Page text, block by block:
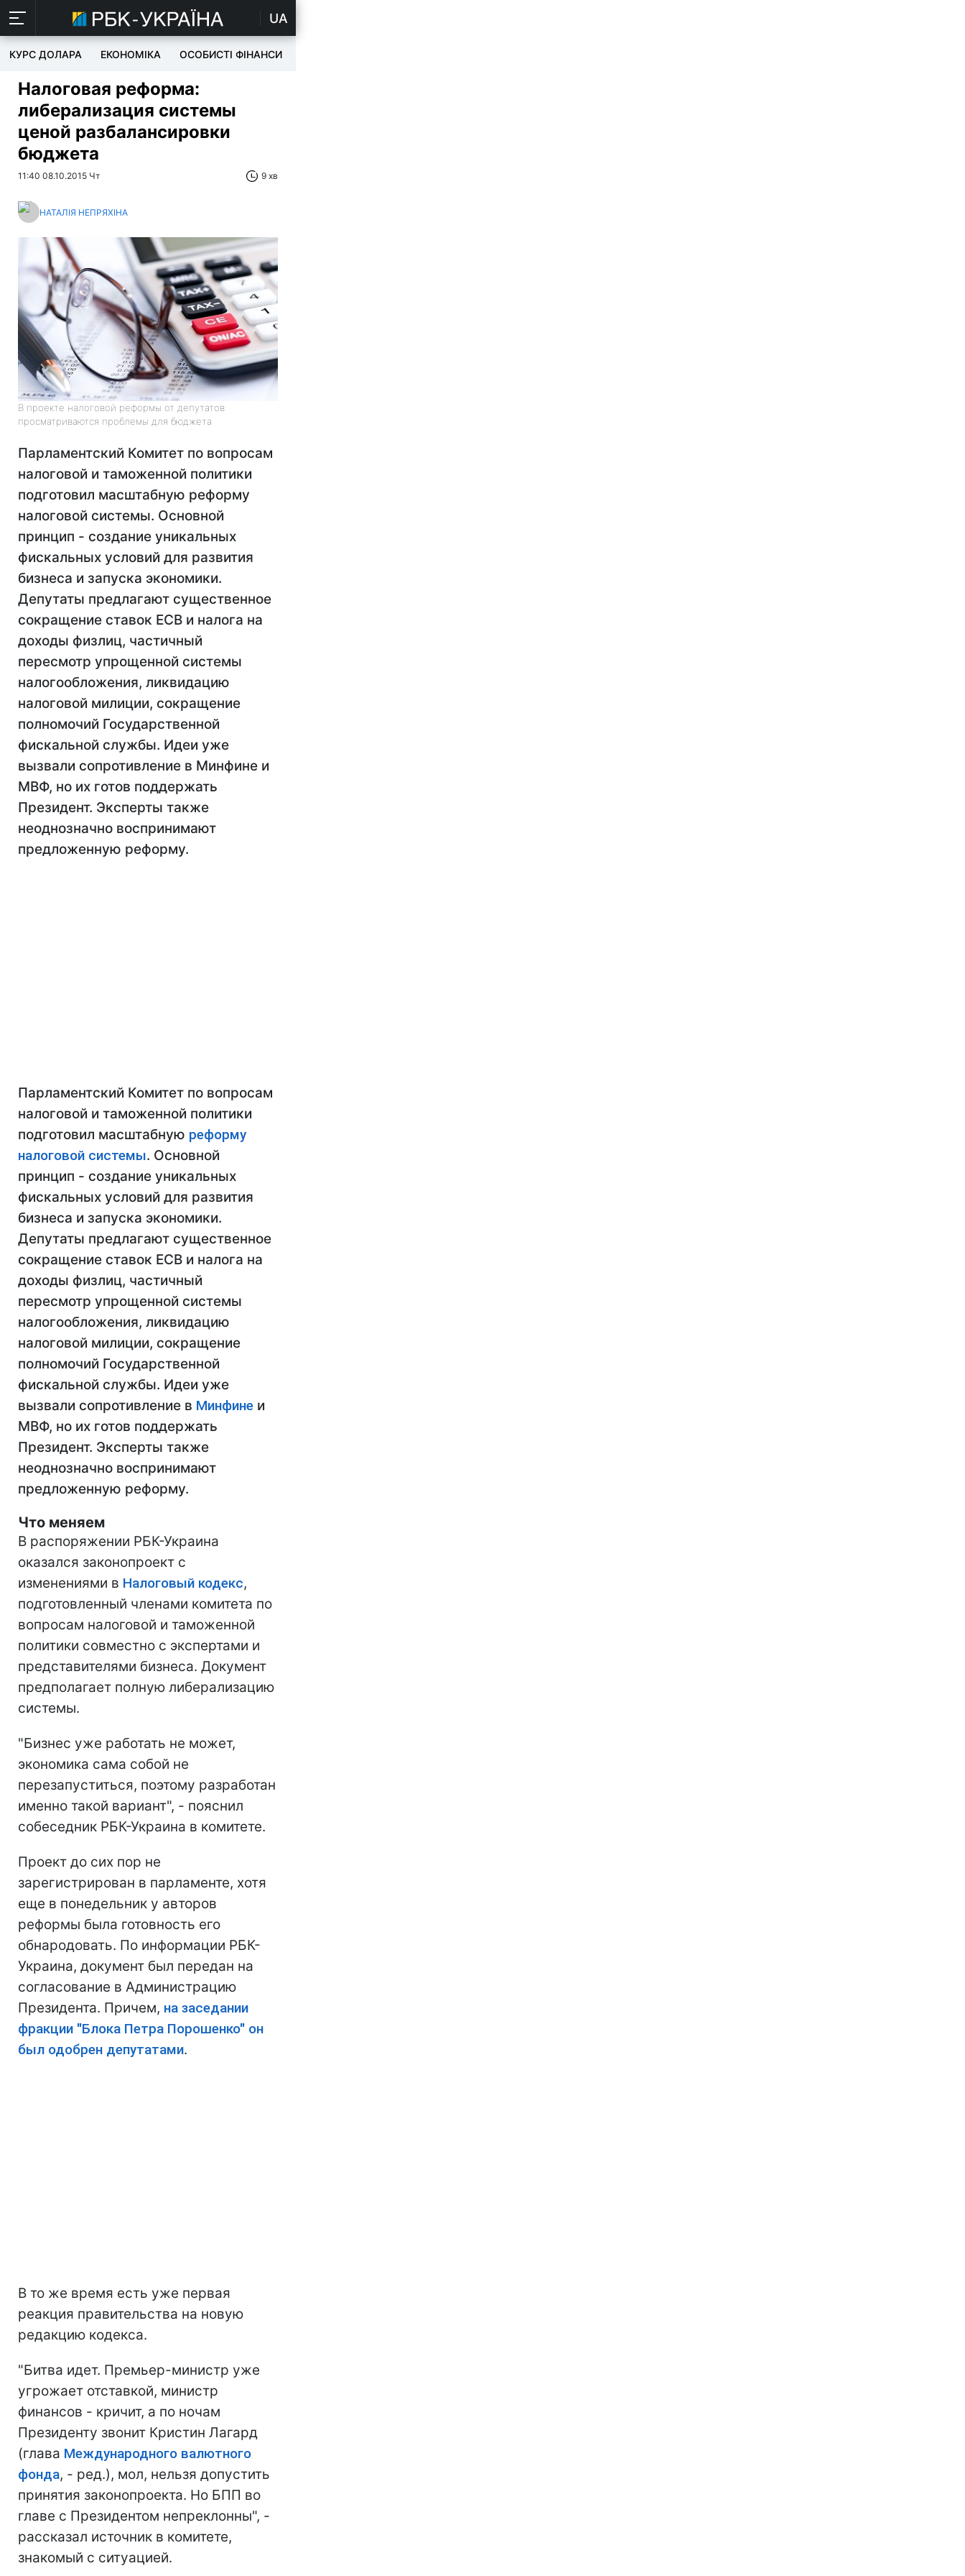
UA
КУРС ДОЛАРА ЕКОНОМІКА ОСОБИСТІ ФІНАНСИ
Налоговая реформа:
либерализация системы
ценой разбалансировки
бюджета
11:40 08.10.2015 Чт 9 хв
НАТАЛІЯ НЕПРЯХІНА
В проекте налоговой реформы от депутатов
просматриваются проблемы для бюджета
Парламентский Комитет по вопросам
налоговой и таможенной политики
подготовил масштабную реформу
налоговой системы. Основной
принцип - создание уникальных
фискальных условий для развития
бизнеса и запуска экономики.
Депутаты предлагают существенное
сокращение ставок ЕСВ и налога на
доходы физлиц, частичный
пересмотр упрощенной системы
налогообложения, ликвидацию
налоговой милиции, сокращение
полномочий Государственной
фискальной службы. Идеи уже
вызвали сопротивление в Минфине и
МВФ, но их готов поддержать
Президент. Эксперты также
неоднозначно воспринимают
предложенную реформу.
Парламентский Комитет по вопросам
налоговой и таможенной политики
подготовил масштабную реформу
налоговой системы. Основной
принцип - создание уникальных
фискальных условий для развития
бизнеса и запуска экономики.
Депутаты предлагают существенное
сокращение ставок ЕСВ и налога на
доходы физлиц, частичный
пересмотр упрощенной системы
налогообложения, ликвидацию
налоговой милиции, сокращение
полномочий Государственной
фискальной службы. Идеи уже
вызвали сопротивление в Минфине и
МВФ, но их готов поддержать
Президент. Эксперты также
неоднозначно воспринимают
предложенную реформу.
Что меняем
В распоряжении РБК-Украина
оказался законопроект с
изменениями в Налоговый кодекс,
подготовленный членами комитета по
вопросам налоговой и таможенной
политики совместно с экспертами и
представителями бизнеса. Документ
предполагает полную либерализацию
системы.
"Бизнес уже работать не может,
экономика сама собой не
перезапуститься, поэтому разработан
именно такой вариант", - пояснил
собеседник РБК-Украина в комитете.
Проект до сих пор не
зарегистрирован в парламенте, хотя
еще в понедельник у авторов
реформы была готовность его
обнародовать. По информации РБК-
Украина, документ был передан на
согласование в Администрацию
Президента. Причем, на заседании
фракции "Блока Петра Порошенко" он
был одобрен депутатами.
В то же время есть уже первая
реакция правительства на новую
редакцию кодекса.
"Битва идет. Премьер-министр уже
угрожает отставкой, министр
финансов - кричит, а по ночам
Президенту звонит Кристин Лагард
(глава Международного валютного
фонда, - ред.), мол, нельзя допустить
принятия законопроекта. Но БПП во
главе с Президентом непреклонны", -
рассказал источник в комитете,
знакомый с ситуацией.